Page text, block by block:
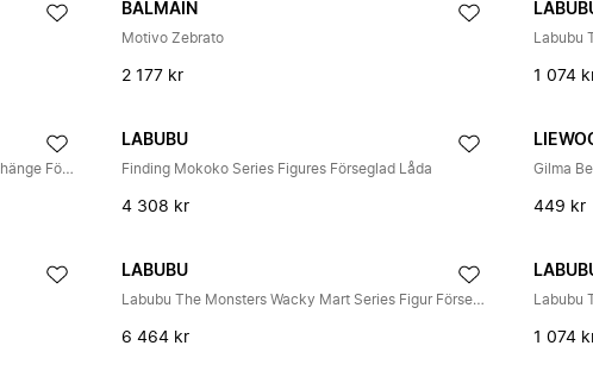
BALMAIN
Motivo Zebrato
2 177 kr 1 074
HACIPUPU Gummy Bear-serie Vinyl Plyschhänge Förseglad Låda
LABUBU
Finding Mokoko Series Figures Förseglad Låda
4 308 kr
Gilma
449 kr
LABUBU
Labubu The Monsters Wacky Mart Series Figur Förseglad Låda
6 464 kr
Labubu
1 074